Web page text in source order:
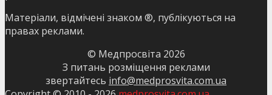
Матеріали, відмічені знаком ®, публікуються на
правах реклами.
© Медпросвіта 2026
З питань розміщення реклами
звертайтесь info@medprosvita.com.ua